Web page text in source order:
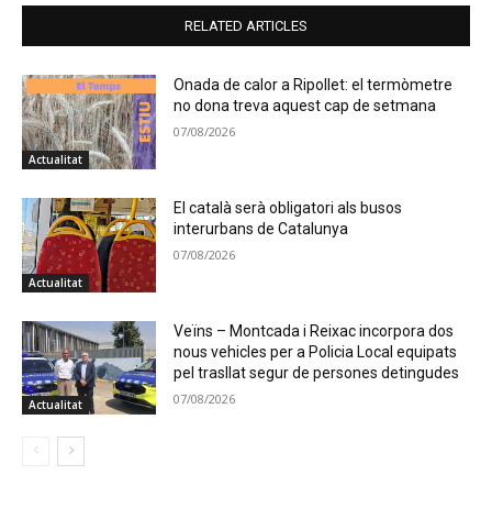
RELATED ARTICLES
Actualitat
Onada de calor a Ripollet: el termòmetre
no dona treva aquest cap de setmana
07/08/2026
Actualitat
El català serà obligatori als busos
interurbans de Catalunya
07/08/2026
Actualitat
Veïns – Montcada i Reixac incorpora dos
nous vehicles per a Policia Local equipats
pel trasllat segur de persones detingudes
07/08/2026